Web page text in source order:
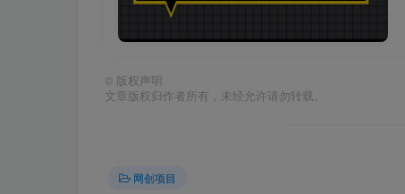
© 版权声明
文章版权归作者所有，未经允许请勿转载。
网创项目